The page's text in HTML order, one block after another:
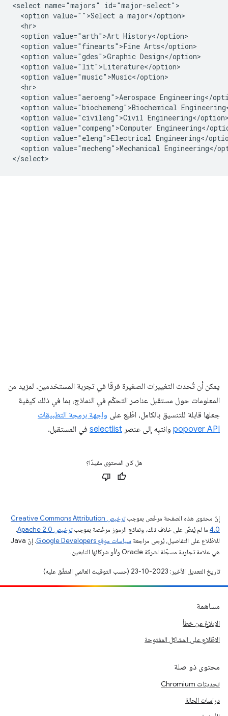
<select name="majors" id="major-select">
  <option value="">Select a major</option>
  <hr>
  <option value="arth">Art History</option>
  <option value="finearts">Fine Arts</option>
  <option value="gdes">Graphic Design</option>
  <option value="lit">Literature</option>
  <option value="music">Music</option>
  <hr>
<option value="aeroeng">Aerospace Engineering</
<option value="biochemeng">Biochemical
<option value="civileng">Civil Engineering</
<option value="compeng">Computer Engineering</
<option value="eleng">Electrical Engineering</
<option value="mecheng">Mechanical Engineering</
يمكن أن تُحدث التغييرات الصغيرة فرقًا في تجربة المستخدمين. لمزيد من
المعلومات حول مستقبل عناصر التحكّم في النماذج، بما في ذلك كيفية
جعلها قابلة للتنسيق بالكامل، اطّلِع على واجهة برمجة التطبيقات
popover API وانتبِه إلى عنصر selectlist في المستقبل.
هل كان المحتوى مفيدًا؟
إنّ محتوى هذه الصفحة مرخّص بموجب
ترخيص Creative Commons Attribution
4.0‏ ما لم يُنصّ على خلاف ذلك، ونماذج الرموز مرخّصة بموجبترخيص Apache 2.0‏
.
للاطّلاع على التفاصيل، يُرجى مراجعة سياسات موقع Google Developers‏
. إنّ Java
هي علامة تجارية مسجَّلة لشركة Oracle و/أو شركائها التابعين.
تاريخ التعديل الأخير: 2023-10-23 (حسب التوقيت العالمي المتفَّق عليه)
مساهمة
الإبلاغ عن خطأ
الاطّلاع على المشاكل المفتوحة
محتوى ذو صلة
تحديثات Chromium
دراسات الحالة